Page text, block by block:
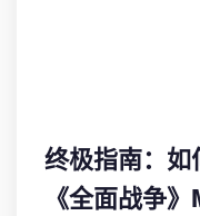
终极指南：
《全面战争